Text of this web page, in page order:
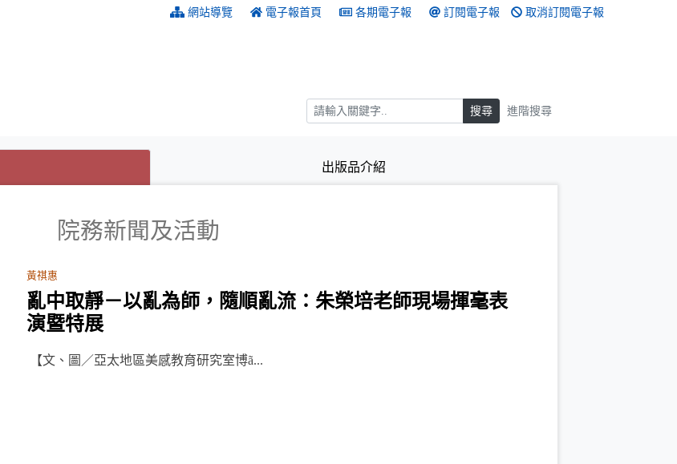
網站導覽 電子報首頁 各期電子報 訂閱電子報 取消訂閱電子報
搜尋 搜尋 進階搜尋
選取的頁籤)
選取的頁籤) 出版品介紹
院務新聞及活動
黃祺惠
亂中取靜－以亂為師，隨順亂流：朱榮培老師現場揮毫表
演暨特展
【文、圖／亞太地區美感教育研究室博ã...